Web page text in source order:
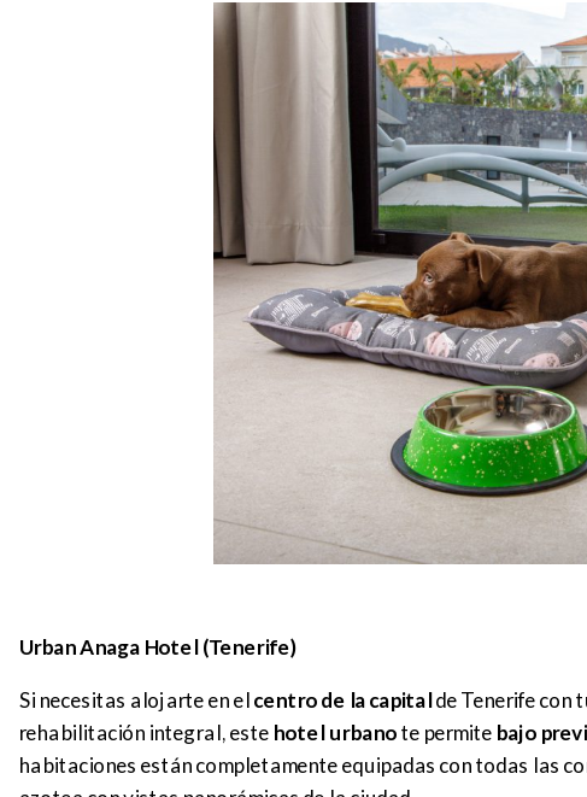
Urban Anaga Hotel (Tenerife)
Si necesitas alojarte en elcentro de la capitalde Tenerife con
rehabilitación integral, este hotel urbanote permite bajo
habitaciones están completamente equipadas con todas las